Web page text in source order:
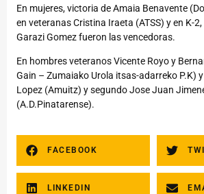
En mujeres, victoria de Amaia Benavente
en veteranas Cristina Iraeta (ATSS) y en K-
Garazi Gomez fueron las vencedoras.
En hombres veteranos Vicente Royo y
Gain – Zumaiako Urola itsas-adarreko P.K)
Lopez (Amuitz) y segundo Jose Juan
(A.D.Pinatarense).
FACEBOOK
LINKEDIN